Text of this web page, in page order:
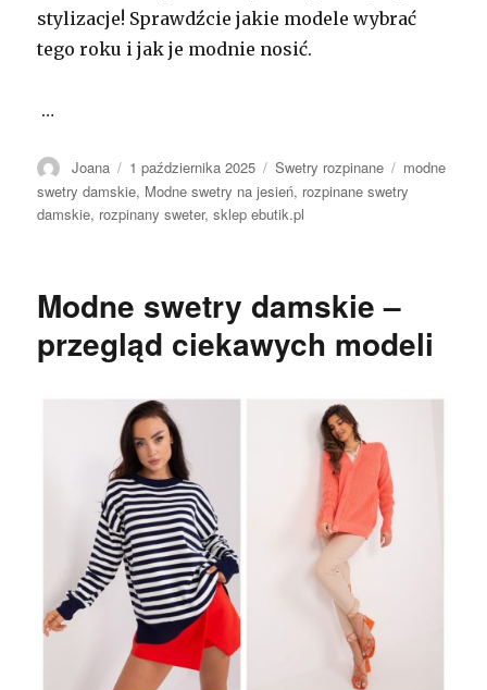
stylizacje! Sprawdźcie jakie modele wybrać
tego roku i jak je modnie nosić.
…
Autor
Joana Opublikowano
1 października 2025 Kategorie
Swetry rozpinane Tagi
modne
swetry damskie, Modne swetry na jesień, rozpinane swetry
damskie, rozpinany sweter,sklep ebutik.pl
Modne swetry damskie –
przegląd ciekawych modeli